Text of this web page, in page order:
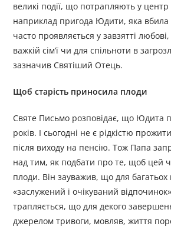
великі події, що потрапляють у центр
наприклад пригода Юдити, яка вбила
часто проявляється у завзятті
важкій сім’ї чи для спільноти в
зазначив Святіший Отець.
Щоб старість приносила плоди
Святе Письмо розповідає, що Юдита
років. І сьогодні не є рідкістю
після виходу на пенсію. Тож Папа
над тим, як подбати про те, щоб цей
плоди. Він зауважив, що для
«заслужений і очікуваний
трапляється, що для декого
джерелом тривоги, мовляв, життя